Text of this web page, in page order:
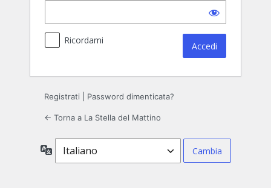
Ricordami
Registrati Password dimenticata?
← Torna a La Stella del Mattino
Lingua